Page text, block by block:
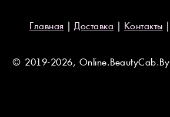
Главная | Доставка | Контакты |
© 2019-2026, Online.BeautyCab.By